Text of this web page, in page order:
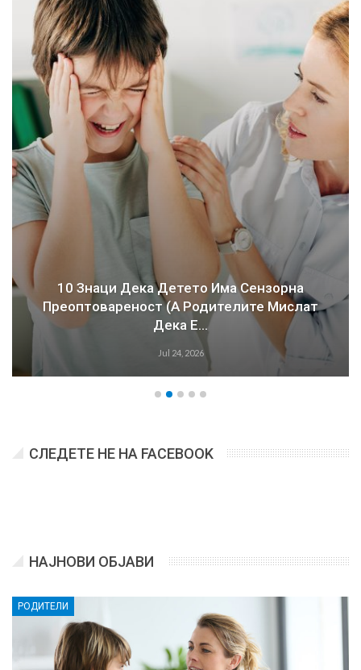
10 Знаци Дека Детето Има Сензорна
Преоптовареност (а Родителите Мислат
Дека Е…
Jul 24, 2026
СЛЕДЕТЕ НЕ НА FACEBOOK
НАЈНОВИ ОБЈАВИ
РОДИТЕЛИ